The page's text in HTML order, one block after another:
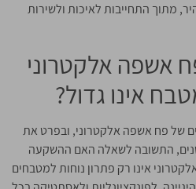
מתוך התחייבות לאיכות ולשירות
אשפה אלקטרוני
אינו גדול?
של פח אשפה אלקטרוני, ובפרט את
התשובה לשאלה האם ההשקעה
אינו רק פתרון נוחות למטבחים